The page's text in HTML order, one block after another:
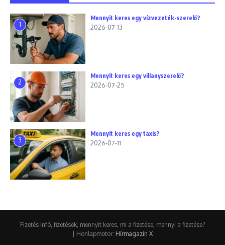
1
Mennyit keres egy vízvezeték-szerelő?
2026-07-13
2
Mennyit keres egy villanyszerelő?
2026-07-25
3
Mennyit keres egy taxis?
2026-07-11
Fizetés infó, fizetések, mennyit keres, mi a fizetése, mennyi a fizetése?
| Honlapmotor: Hírmagazin X